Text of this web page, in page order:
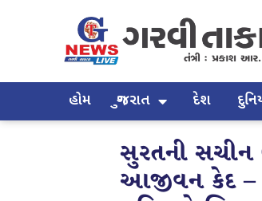
હોમ ગુજરાત દેશ
સુરતની સચીન
આજીવન કેદ –